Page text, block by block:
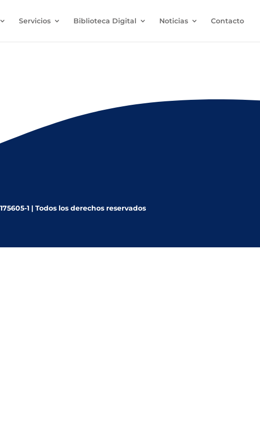
Servicios Biblioteca Digital Noticias Contacto
1 | Todos los derechos reservados